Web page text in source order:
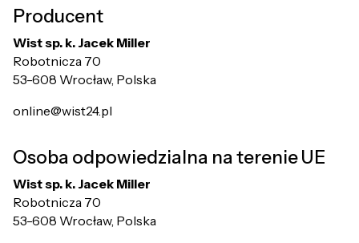
Producent
Wist sp. k. Jacek Miller
Robotnicza 70
53-608 Wrocław, Polska
online@wist24.pl
Osoba odpowiedzialna na terenie UE
Wist sp. k. Jacek Miller
Robotnicza 70
53-608 Wrocław, Polska